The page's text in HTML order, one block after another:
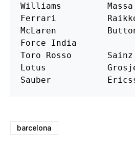
Williams
Ferrari
McLaren
Force India
Toro Rosso
Lotus
Sauber
barcelona